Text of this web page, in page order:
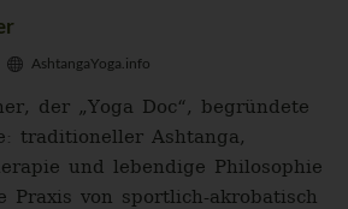
AshtangaYoga.info
der „Yoga Doc“, begründete
traditioneller Ashtanga,
und lebendige Philosophie
Praxis von sportlich-akrobatisch